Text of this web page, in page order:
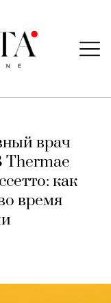
врач
Thermae
как
время